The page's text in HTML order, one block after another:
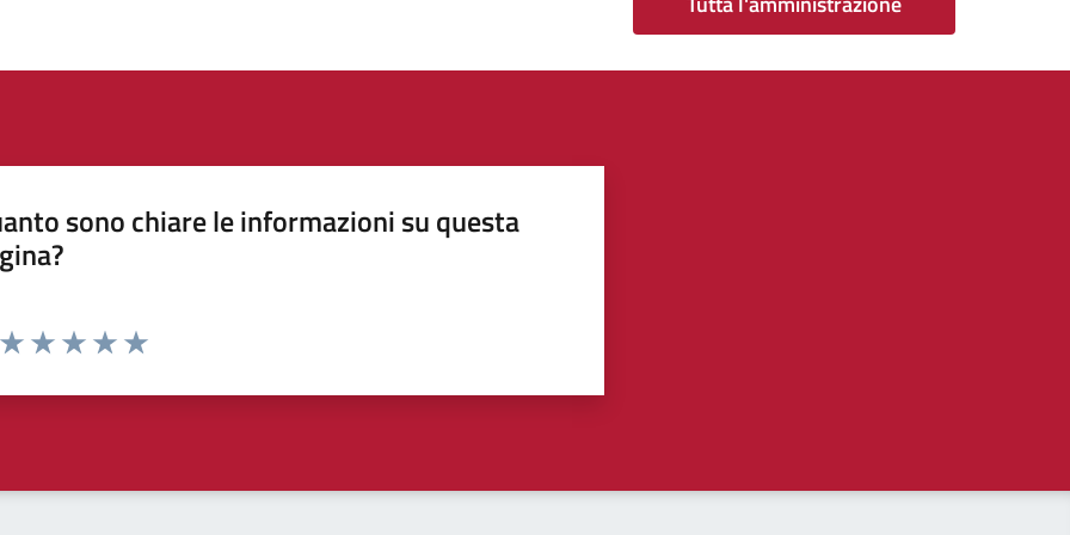
sono chiare le informazioni su questa
Valuta da 1 a 5 stelle la pagina